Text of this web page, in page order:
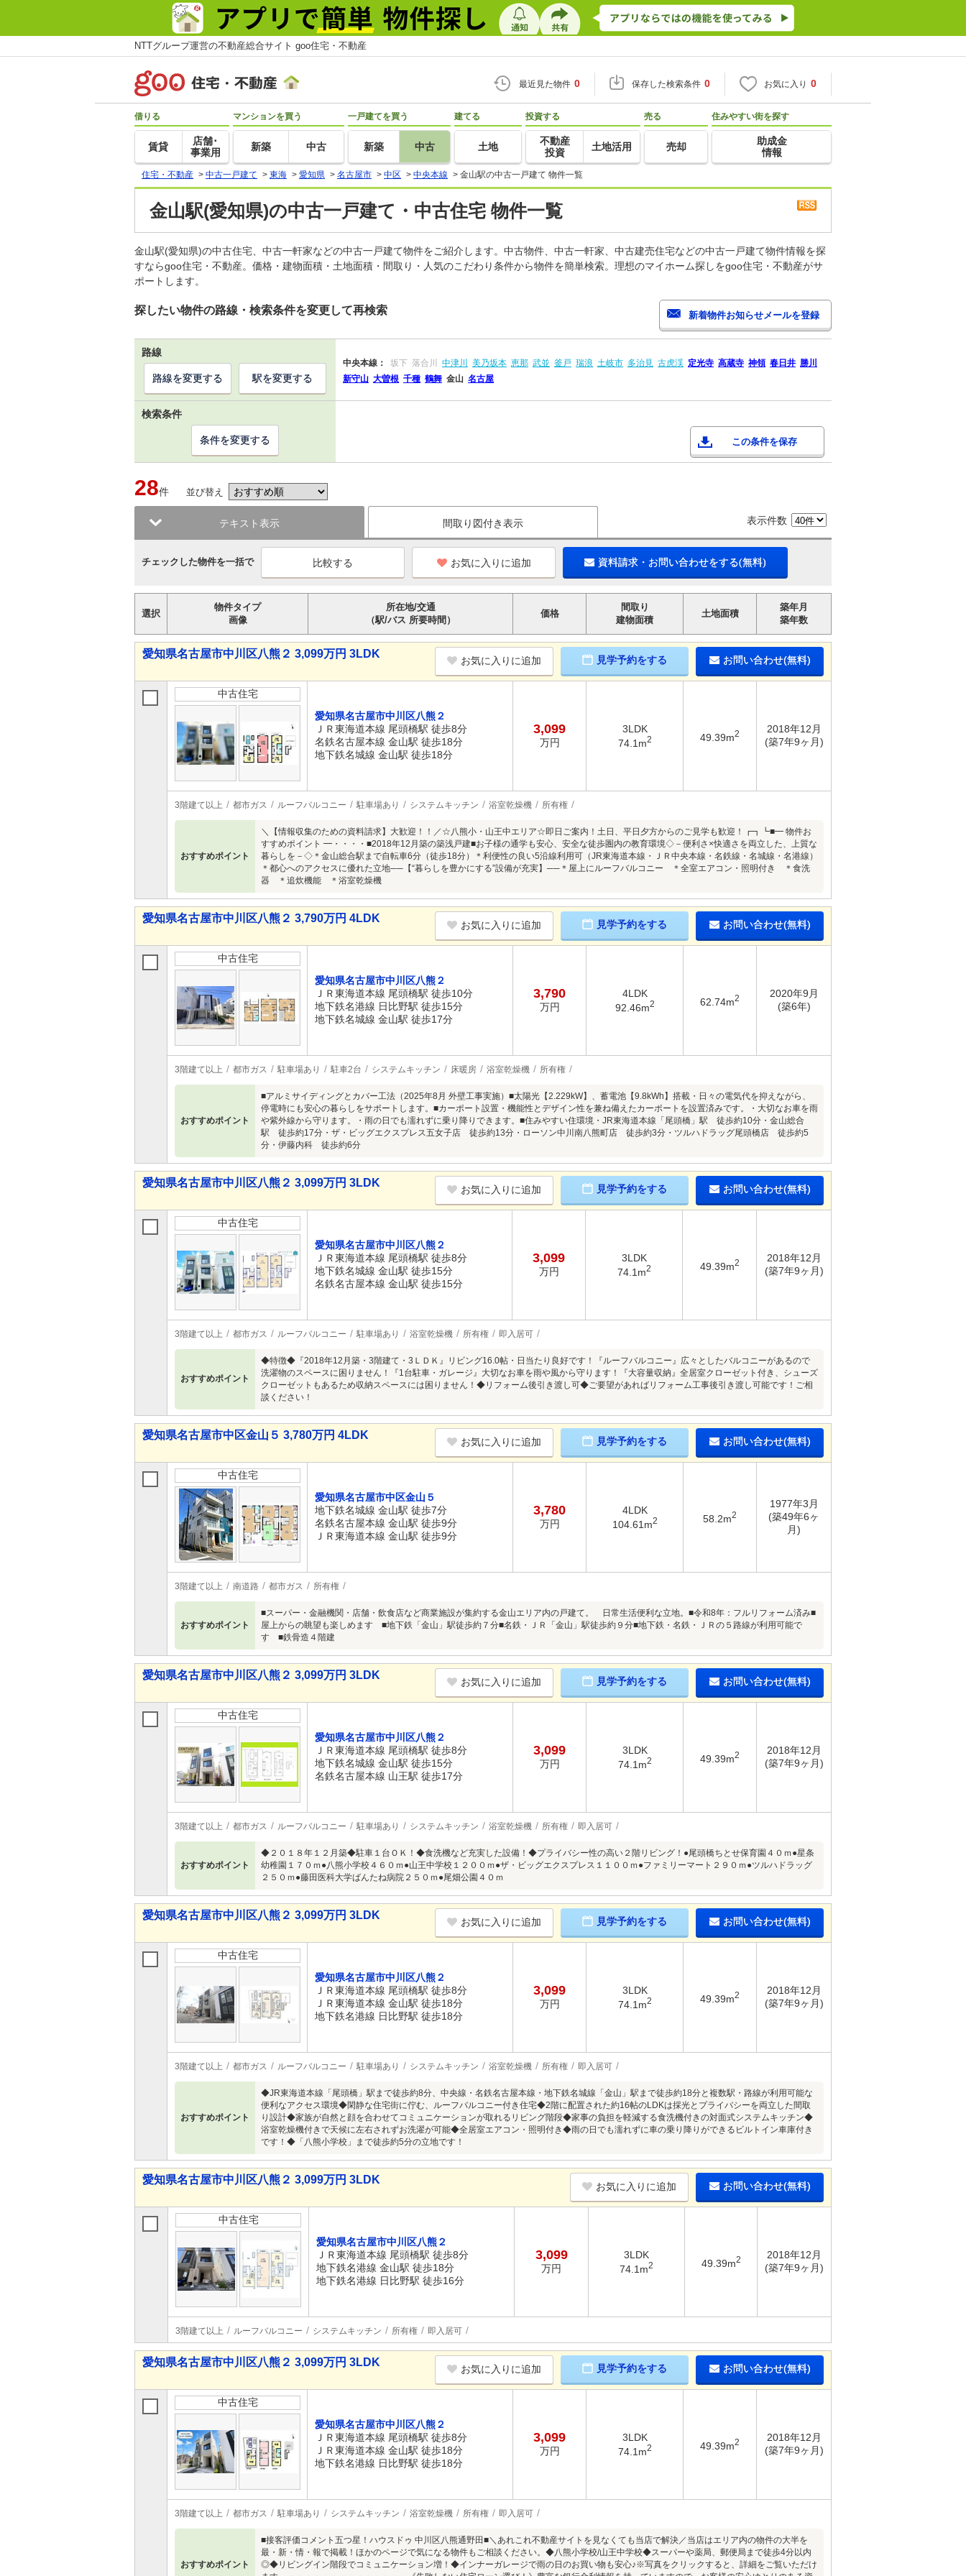
NTTグループ運営の不動産総合サイト goo住宅・不動産
最近見た物件 0 保存した検索条件 0 お気に入り 0
借りる
賃貸
店舗･
事業用
マンションを買う
新築 中古
一戸建てを買う
新築 中古
建てる
土地
投資する
不動産
投資
土地活用
売る
売却
住みやすい街を探す
助成金
情報
住宅・不動産 > 中古一戸建て > 東海 > 愛知県 > 名古屋市 > 中区 > 中央本線 > 金山駅の中古一戸建て 物件一覧
金山駅(愛知県)の中古一戸建て・中古住宅 物件一覧
金山駅(愛知県)の中古住宅、中古一軒家などの中古一戸建て物件をご紹介します。中古物件、中古一軒家、中古建売住宅などの中古一戸建て物件情報を探
すならgoo住宅・不動産。価格・建物面積・土地面積・間取り・人気のこだわり条件から物件を簡単検索。理想のマイホーム探しをgoo住宅・不動産がサ
ポートします。
探したい物件の路線・検索条件を変更して再検索
路線
中央本線： 坂下 落合川 中津川 美乃坂本 恵那 武並 釜戸 瑞浪 土岐市 多治見 古虎渓 定光寺 高蔵寺 神領 春日井 勝川
新守山 大曽根 千種 鶴舞 金山 名古屋
路線を変更する 駅を変更する
検索条件
この条件を保存
条件を変更する
28件 並び替え
テキスト表示 間取り図付き表示 表示件数
チェックした物件を一括で お気に入りに追加 資料請求・お問い合わせをする(無料)
選択
物件タイプ
画像
所在地/交通
（駅/バス 所要時間）
価格
間取り
建物面積
土地面積
築年月
築年数
愛知県名古屋市中川区八熊２ 3,099万円 3LDK
お気に入りに追加 見学予約をする お問い合わせ(無料)
中古住宅
愛知県名古屋市中川区八熊２
ＪＲ東海道本線 尾頭橋駅 徒歩8分
名鉄名古屋本線 金山駅 徒歩18分
地下鉄名城線 金山駅 徒歩18分
3,099
万円
3LDK
74.1m2 49.39m2
2018年12月
(築7年9ヶ月)
3階建て以上 都市ガス ルーフバルコニー 駐車場あり システムキッチン 浴室乾燥機 所有権
おすすめポイント
＼【情報収集のための資料請求】大歓迎！！／☆八熊小・山王中エリア☆即日ご案内！土日、平日夕方からのご見学も歓迎！┏┓┗■━ 物件お
すすめポイント ━・・・・■2018年12月築の築浅戸建■お子様の通学も安心、安全な徒歩圏内の教育環境◇－便利さ×快適さを両立した、上質な
暮らしを－◇＊金山総合駅まで自転車6分（徒歩18分）＊利便性の良い5沿線利用可（JR東海道本線・ＪＲ中央本線・名鉄線・名城線・名港線）
＊都心へのアクセスに優れた立地──【“暮らしを豊かにする”設備が充実】──＊屋上にルーフバルコニー ＊全室エアコン・照明付き ＊食洗
器 ＊追炊機能 ＊浴室乾燥機
愛知県名古屋市中川区八熊２ 3,790万円 4LDK
お気に入りに追加 見学予約をする お問い合わせ(無料)
中古住宅
愛知県名古屋市中川区八熊２
ＪＲ東海道本線 尾頭橋駅 徒歩10分
地下鉄名港線 日比野駅 徒歩15分
地下鉄名城線 金山駅 徒歩17分
3,790
万円
4LDK
92.46m2 62.74m2
2020年9月
(築6年)
3階建て以上 都市ガス 駐車場あり 駐車2台 システムキッチン 床暖房 浴室乾燥機 所有権
おすすめポイント
■アルミサイディングとカバー工法（2025年8月 外壁工事実施）■太陽光【2.229kW】、蓄電池【9.8kWh】搭載・日々の電気代を抑えながら、
停電時にも安心の暮らしをサポートします。■カーポート設置・機能性とデザイン性を兼ね備えたカーポートを設置済みです。・大切なお車を雨
や紫外線から守ります。・雨の日でも濡れずに乗り降りできます。■住みやすい住環境・JR東海道本線「尾頭橋」駅 徒歩約10分・金山総合
駅 徒歩約17分・ザ・ビッグエクスプレス五女子店 徒歩約13分・ローソン中川南八熊町店 徒歩約3分・ツルハドラッグ尾頭橋店 徒歩約5
分・伊藤内科 徒歩約6分
愛知県名古屋市中川区八熊２ 3,099万円 3LDK
お気に入りに追加 見学予約をする お問い合わせ(無料)
中古住宅
愛知県名古屋市中川区八熊２
ＪＲ東海道本線 尾頭橋駅 徒歩8分
地下鉄名城線 金山駅 徒歩15分
名鉄名古屋本線 金山駅 徒歩15分
3,099
万円
3LDK
74.1m2 49.39m2
2018年12月
(築7年9ヶ月)
3階建て以上 都市ガス ルーフバルコニー 駐車場あり 浴室乾燥機 所有権 即入居可
おすすめポイント
◆特徴◆『2018年12月築・3階建て・3ＬＤＫ』リビング16.0帖・日当たり良好です！『ルーフバルコニー』広々としたバルコニーがあるので
洗濯物のスペースに困りません！『1台駐車・ガレージ』大切なお車を雨や風から守ります！『大容量収納』全居室クローゼット付き、シューズ
クローゼットもあるため収納スペースには困りません！◆リフォーム後引き渡し可◆ご要望があればリフォーム工事後引き渡し可能です！ご相
談ください！
愛知県名古屋市中区金山５ 3,780万円 4LDK
お気に入りに追加 見学予約をする お問い合わせ(無料)
中古住宅
愛知県名古屋市中区金山５
地下鉄名城線 金山駅 徒歩7分
名鉄名古屋本線 金山駅 徒歩9分
ＪＲ東海道本線 金山駅 徒歩9分
3,780
万円
4LDK
104.61m2 58.2m2
1977年3月
(築49年6ヶ
月)
3階建て以上 南道路 都市ガス 所有権
おすすめポイント
■スーパー・金融機関・店舗・飲食店など商業施設が集約する金山エリア内の戸建て。 日常生活便利な立地。■令和8年：フルリフォーム済み■
屋上からの眺望も楽しめます ■地下鉄「金山」駅徒歩約７分■名鉄・ＪＲ「金山」駅徒歩約９分■地下鉄・名鉄・ＪＲの５路線が利用可能で
す ■鉄骨造４階建
愛知県名古屋市中川区八熊２ 3,099万円 3LDK
お気に入りに追加 見学予約をする お問い合わせ(無料)
中古住宅
愛知県名古屋市中川区八熊２
ＪＲ東海道本線 尾頭橋駅 徒歩8分
地下鉄名城線 金山駅 徒歩15分
名鉄名古屋本線 山王駅 徒歩17分
3,099
万円
3LDK
74.1m2 49.39m2
2018年12月
(築7年9ヶ月)
3階建て以上 都市ガス ルーフバルコニー 駐車場あり システムキッチン 浴室乾燥機 所有権 即入居可
おすすめポイント
◆２０１８年１２月築◆駐車１台ＯＫ！◆食洗機など充実した設備！◆プライバシー性の高い２階リビング！●尾頭橋ちとせ保育園４０ｍ●星条
幼稚園１７０ｍ●八熊小学校４６０ｍ●山王中学校１２００ｍ●ザ・ビッグエクスプレス１１００ｍ●ファミリーマート２９０ｍ●ツルハドラッグ
２５０ｍ●藤田医科大学ばんたね病院２５０ｍ●尾畑公園４０ｍ
愛知県名古屋市中川区八熊２ 3,099万円 3LDK
お気に入りに追加 見学予約をする お問い合わせ(無料)
中古住宅
愛知県名古屋市中川区八熊２
ＪＲ東海道本線 尾頭橋駅 徒歩8分
ＪＲ東海道本線 金山駅 徒歩18分
地下鉄名港線 日比野駅 徒歩18分
3,099
万円
3LDK
74.1m2 49.39m2
2018年12月
(築7年9ヶ月)
3階建て以上 都市ガス ルーフバルコニー 駐車場あり システムキッチン 浴室乾燥機 所有権 即入居可
おすすめポイント
◆JR東海道本線「尾頭橋」駅まで徒歩約8分、中央線・名鉄名古屋本線・地下鉄名城線「金山」駅まで徒歩約18分と複数駅・路線が利用可能な
便利なアクセス環境◆閑静な住宅街に佇む、ルーフバルコニー付き住宅◆2階に配置された約16帖のLDKは採光とプライバシーを両立した間取
り設計◆家族が自然と顔を合わせてコミュニケーションが取れるリビング階段◆家事の負担を軽減する食洗機付きの対面式システムキッチン◆
浴室乾燥機付きで天候に左右されずお洗濯が可能◆全居室エアコン・照明付き◆雨の日でも濡れずに車の乗り降りができるビルトイン車庫付き
です！◆「八熊小学校」まで徒歩約5分の立地です！
愛知県名古屋市中川区八熊２ 3,099万円 3LDK
お気に入りに追加 お問い合わせ(無料)
中古住宅
愛知県名古屋市中川区八熊２
ＪＲ東海道本線 尾頭橋駅 徒歩8分
地下鉄名港線 金山駅 徒歩18分
地下鉄名港線 日比野駅 徒歩16分
3,099
万円
3LDK
74.1m2 49.39m2
2018年12月
(築7年9ヶ月)
3階建て以上 ルーフバルコニー システムキッチン 所有権 即入居可
愛知県名古屋市中川区八熊２ 3,099万円 3LDK
お気に入りに追加 見学予約をする お問い合わせ(無料)
中古住宅
愛知県名古屋市中川区八熊２
ＪＲ東海道本線 尾頭橋駅 徒歩8分
ＪＲ東海道本線 金山駅 徒歩18分
地下鉄名港線 日比野駅 徒歩18分
3,099
万円
3LDK
74.1m2 49.39m2
2018年12月
(築7年9ヶ月)
3階建て以上 都市ガス 駐車場あり システムキッチン 浴室乾燥機 所有権 即入居可
おすすめポイント
■接客評価コメント五つ星！ハウスドゥ 中川区八熊通野田■＼あれこれ不動産サイトを見なくても当店で解決／当店はエリア内の物件の大半を
最・新・情・報で掲載！ほかのページで気になる物件もご相談ください。◆八熊小学校/山王中学校◆スーパーや薬局、郵便局まで徒歩4分以内
◎◆リビングイン階段でコミュニケーション増！◆インナーガレージで雨の日のお買い物も安心♪※写真をクリックすると、詳細をご覧いただけ